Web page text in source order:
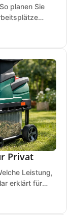
planen Sie
Privat
Leistung,
erklärt für